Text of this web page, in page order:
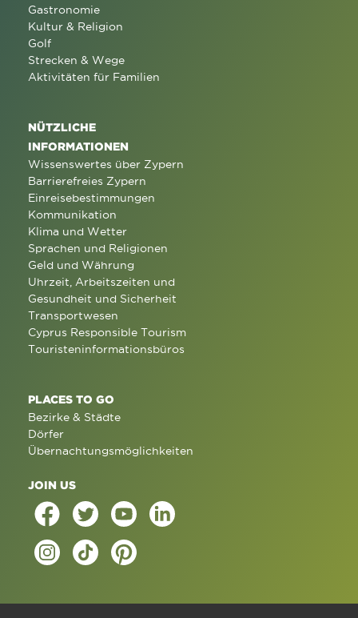
Gastronomie
Kultur & Religion
Golf
Strecken & Wege
Aktivitäten für Familien
NÜTZLICHE
INFORMATIONEN
Wissenswertes über Zypern
Barrierefreies Zypern
Einreisebestimmungen
Kommunikation
Klima und Wetter
Sprachen und Religionen
Geld und Währung
Uhrzeit, Arbeitszeiten und
Gesundheit und Sicherheit
Transportwesen
Cyprus Responsible Tourism
Touristeninformationsbüros
PLACES TO GO
Bezirke & Städte
Dörfer
Übernachtungsmöglichkeiten
JOIN US